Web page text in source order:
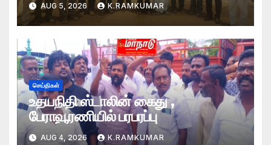
AUG 5, 2026 K.RAMKUMAR
செய்திகள்
உதயநிதி ஸ்டாலின் கைது ,
பேராவூரணியில் பரபரப்பு
AUG 4, 2026 K.RAMKUMAR